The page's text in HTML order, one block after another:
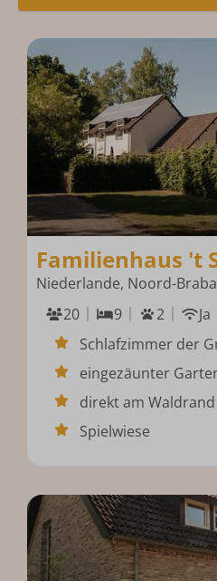
Familienhaus 't
Niederlande, Noord-
20
9 2
Ja
Schlafzimmer der
eingezäunter
direkt am Waldrand
Spielwiese